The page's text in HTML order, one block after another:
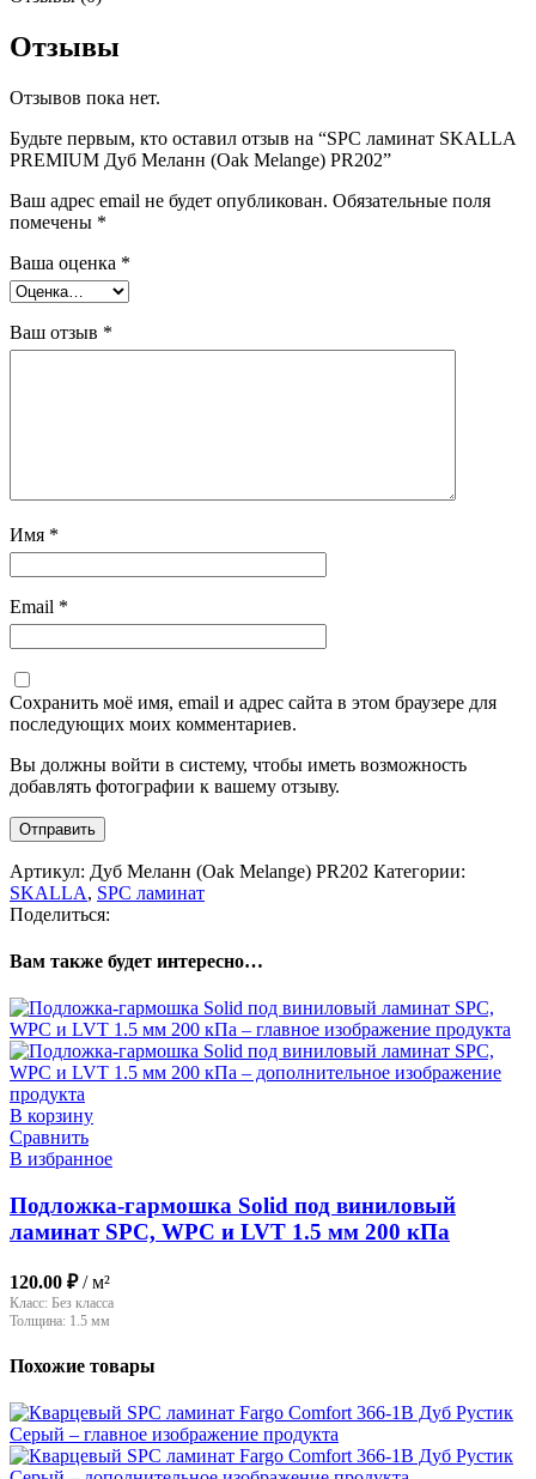
Отзывы
Отзывов пока нет.
Будьте первым, кто оставил отзыв на “SPC ламинат SKALLA
PREMIUM Дуб Меланн (Oak Melange) PR202”
Ваш адрес email не будет опубликован. Обязательные поля
помечены *
Ваша оценка *
Ваш отзыв *
Имя *
Email *
Сохранить моё имя, email и адрес сайта в этом браузере для
последующих моих комментариев.
Вы должны войти в систему, чтобы иметь возможность
добавлять фотографии к вашему отзыву.
Артикул: Дуб Меланн (Oak Melange) PR202 Категории:
SKALLA, SPC ламинат
Поделиться:
Вам также будет интересно…
В корзину
Сравнить
В избранное
Подложка-гармошка Solid под виниловый
ламинат SPC, WPC и LVT 1.5 мм 200 кПа
120.00 ₽/ м²
Класс: Без класса
Толщина: 1.5 мм
Похожие товары